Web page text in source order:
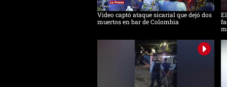
Video captó ataque sicarial que dejó dos
muertos en bar de Colombia